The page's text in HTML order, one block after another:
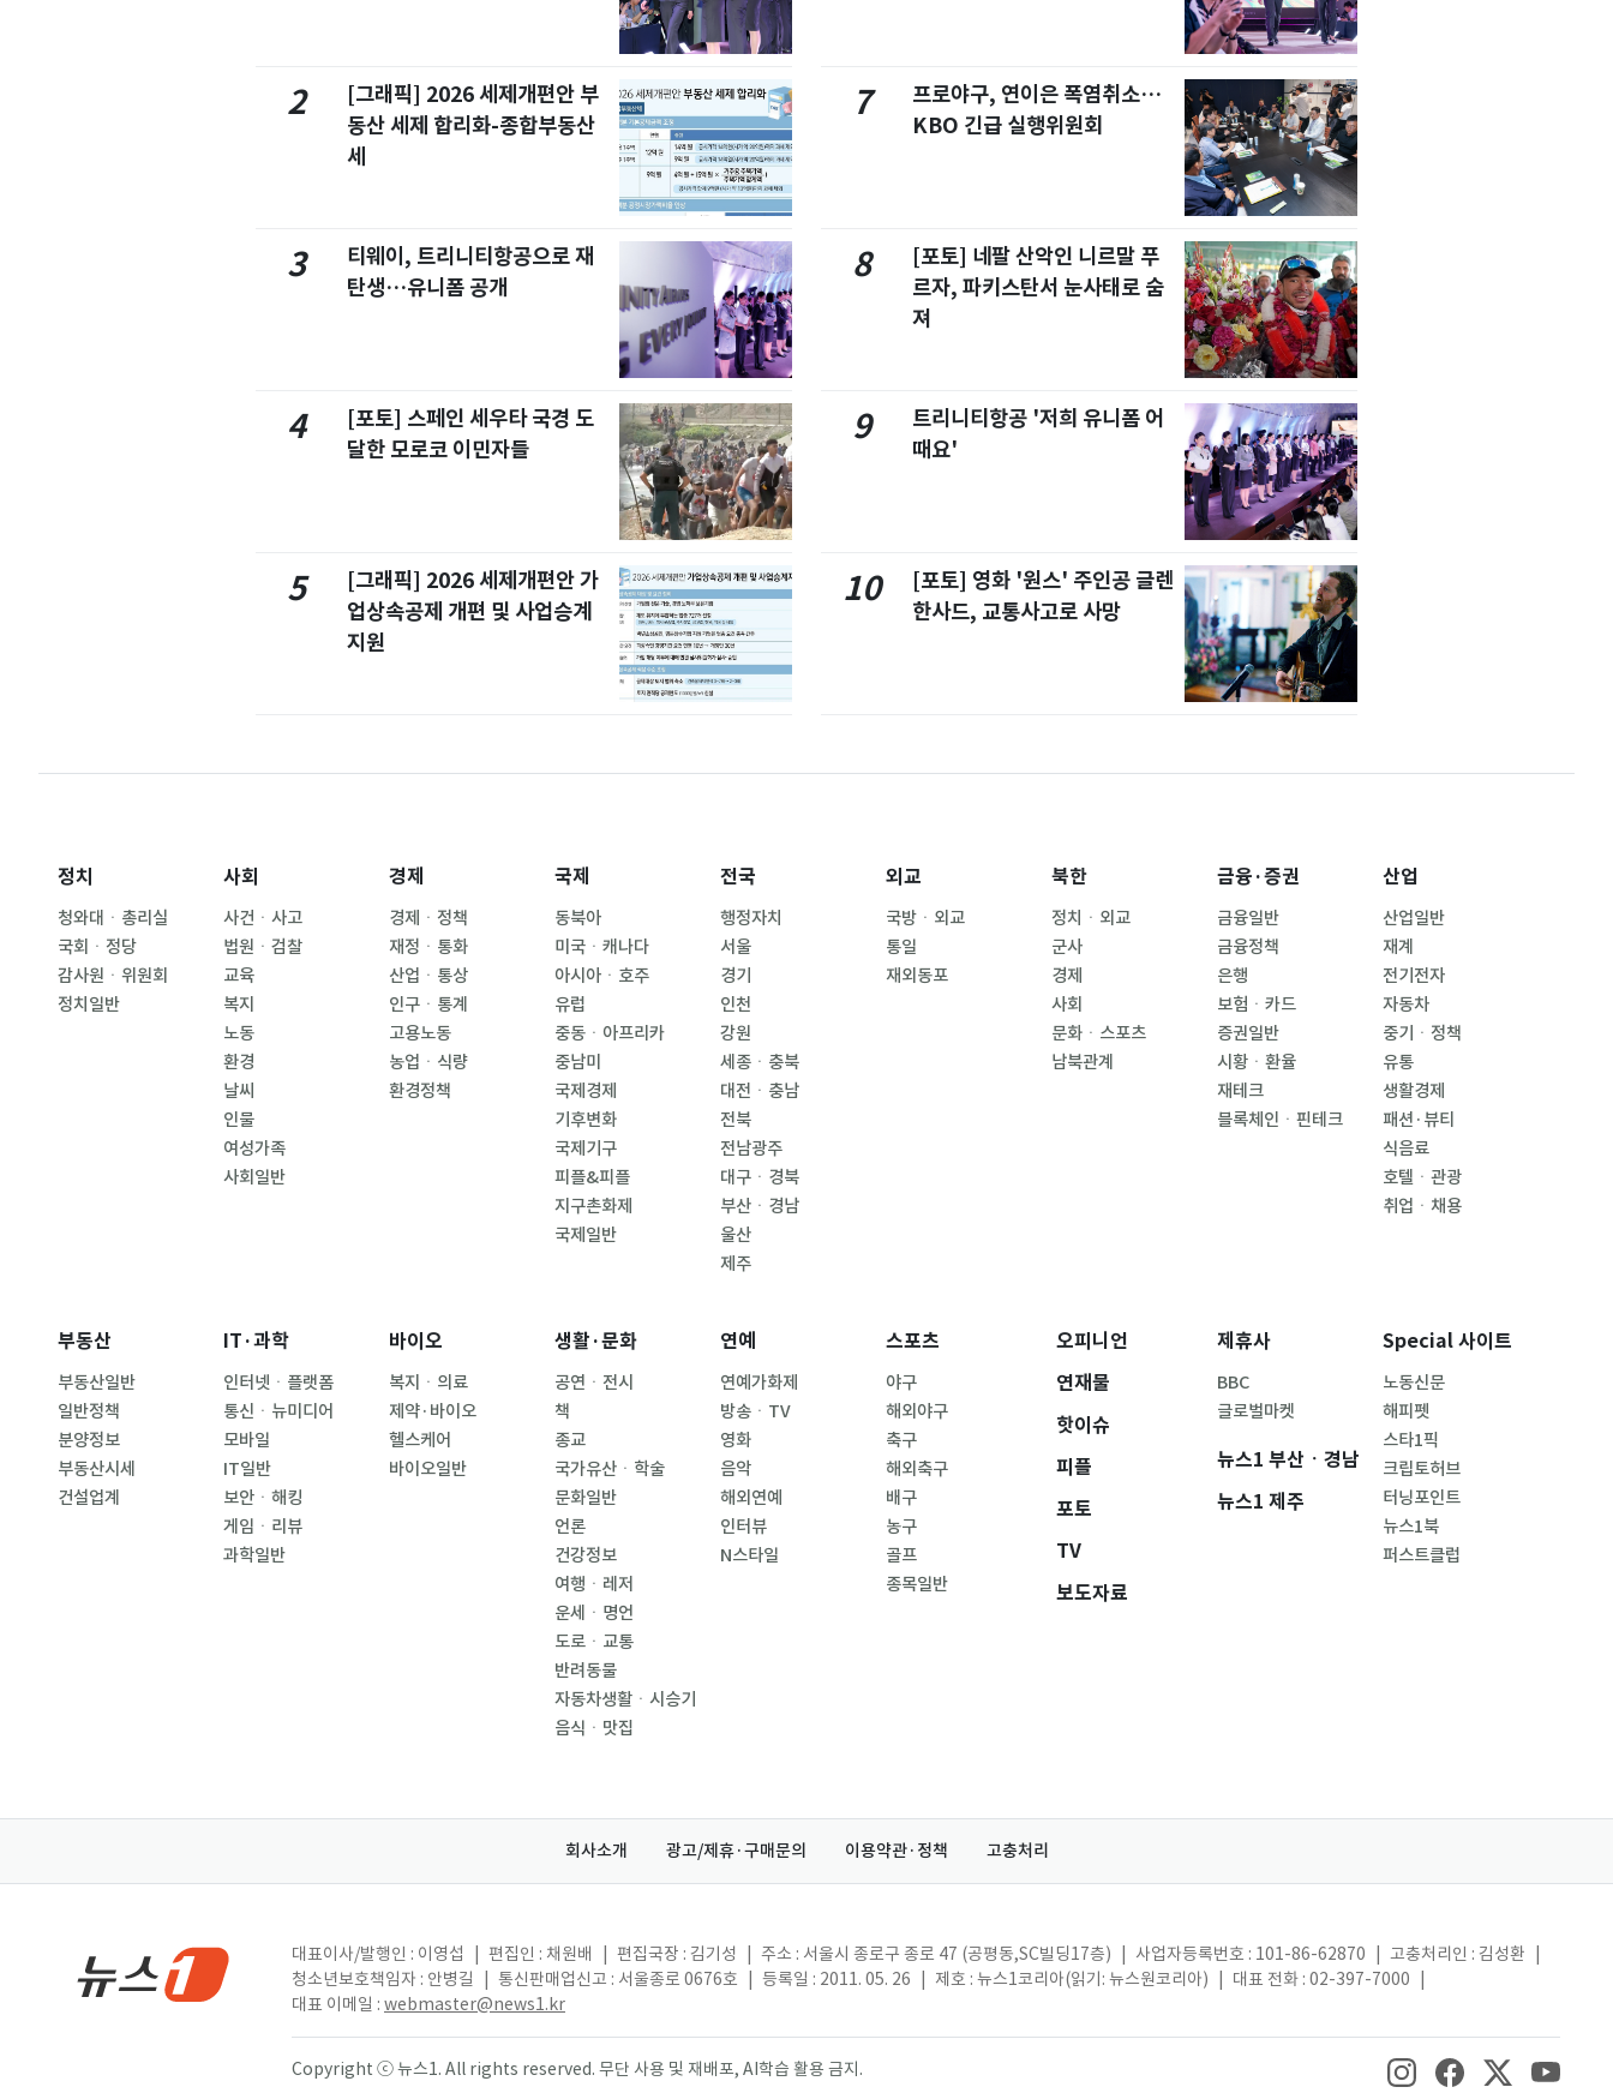
2
[그래픽] 2026 세제개편안 부
동산 세제 합리화-종합부동산
세
3
티웨이, 트리니티항공으로 재
탄생…유니폼 공개
4
[포토] 스페인 세우타 국경 도
달한 모로코 이민자들
5
[그래픽] 2026 세제개편안 가
업상속공제 개편 및 사업승계
지원
7
프로야구, 연이은 폭염취소…
KBO 긴급 실행위원회
8
[포토] 네팔 산악인 니르말 푸
르자, 파키스탄서 눈사태로 숨
져
9
트리니티항공 '저희 유니폼 어
때요'
10
[포토] 영화 '원스' 주인공 글렌
한사드, 교통사고로 사망
정치
청와대ㆍ총리실
국회ㆍ정당
감사원ㆍ위원회
정치일반
사회
사건ㆍ사고
법원ㆍ검찰
교육
복지
노동
환경
날씨
인물
여성가족
사회일반
경제
경제ㆍ정책
재정ㆍ통화
산업ㆍ통상
인구ㆍ통계
고용노동
농업ㆍ식량
환경정책
국제
동북아
미국ㆍ캐나다
아시아ㆍ호주
유럽
중동ㆍ아프리카
중남미
국제경제
기후변화
국제기구
피플&피플
지구촌화제
국제일반
전국
행정자치
서울
경기
인천
강원
세종ㆍ충북
대전ㆍ충남
전북
전남광주
대구ㆍ경북
부산ㆍ경남
울산
제주
외교
국방ㆍ외교
통일
재외동포
북한
정치ㆍ외교
군사
경제
사회
문화ㆍ스포츠
남북관계
금융·증권
금융일반
금융정책
은행
보험ㆍ카드
증권일반
시황ㆍ환율
재테크
블록체인ㆍ핀테크
산업
산업일반
재계
전기전자
자동차
중기ㆍ정책
유통
생활경제
패션·뷰티
식음료
호텔ㆍ관광
취업ㆍ채용
부동산
부동산일반
일반정책
분양정보
부동산시세
건설업계
IT·과학
인터넷ㆍ플랫폼
통신ㆍ뉴미디어
모바일
IT일반
보안ㆍ해킹
게임ㆍ리뷰
과학일반
바이오
복지ㆍ의료
제약·바이오
헬스케어
바이오일반
생활·문화
공연ㆍ전시
책
종교
국가유산ㆍ학술
문화일반
언론
건강정보
여행ㆍ레저
운세ㆍ명언
도로ㆍ교통
반려동물
자동차생활ㆍ시승기
음식ㆍ맛집
연예
연예가화제
방송ㆍTV
영화
음악
해외연예
인터뷰
N스타일
스포츠
야구
해외야구
축구
해외축구
배구
농구
골프
종목일반
오피니언
연재물
핫이슈
피플
포토
TV
보도자료
제휴사
BBC
글로벌마켓
뉴스1 부산ㆍ경남
뉴스1 제주
Special 사이트
노동신문
해피펫
스타1픽
크립토허브
터닝포인트
뉴스1북
퍼스트클럽
회사소개 광고/제휴·구매문의 이용약관·정책 고충처리
대표이사/발행인 : 이영섭 편집인 : 채원배 편집국장 : 김기성 주소 : 서울시 종로구 종로 47 (공평동,SC빌딩17층) 사업자등록번호 : 101-86-62870 고충처리인 : 김성환
청소년보호책임자 : 안병길
통신판매업신고 : 서울종로 0676호 등록일 : 2011. 05. 26 제호 : 뉴스1코리아(읽기: 뉴스원코리아) 대표 전화 : 02-397-7000
대표 이메일 : webmaster@news1.kr
Copyright ⓒ 뉴스1. All rights reserved. 무단 사용 및 재배포, AI학습 활용 금지.